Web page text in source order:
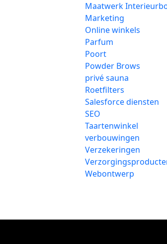
Maatwerk
Marketing
Online winkels
Parfum
Poort
Powder Brows
privé sauna
Roetfilters
Salesforce diensten
SEO
Taartenwinkel
verbouwingen
Verzekeringen
Webontwerp